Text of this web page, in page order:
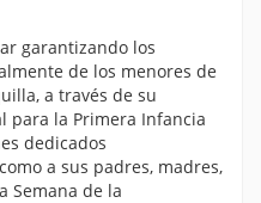
garantizando los
de los menores de
a través de su
para la Primera Infancia
dedicados
a sus padres, madres,
Semana de la